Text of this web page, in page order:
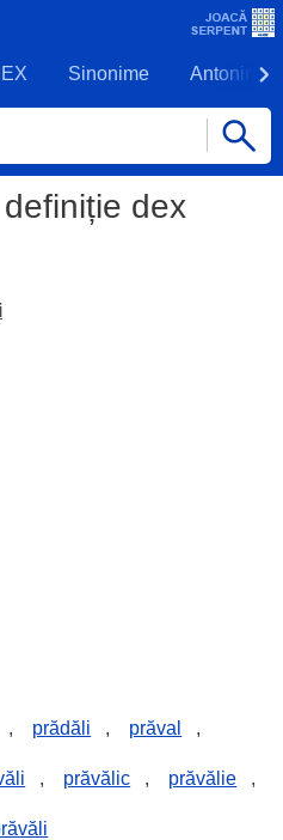
Sinonime Antonime
dex
, prădăli , prăval ,
, prăvălic , prăvălie ,